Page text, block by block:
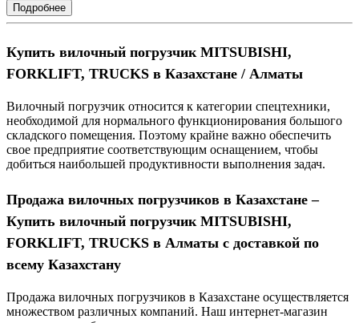
Подробнее
Купить вилочный погрузчик MITSUBISHI,
FORKLIFT, TRUCKS в Казахстане / Алматы
Вилочный погрузчик относится к категории спецтехники,
необходимой для нормального функционирования большого
складского помещения. Поэтому крайне важно обеспечить
свое предприятие соответствующим оснащением, чтобы
добиться наибольшей продуктивности выполнения задач.
Продажа вилочных погрузчиков в Казахстане –
Купить вилочный погрузчик MITSUBISHI,
FORKLIFT, TRUCKS в Алматы с доставкой по
всему Казахстану
Продажа вилочных погрузчиков в Казахстане осуществляется
множеством различных компаний. Наш интернет-магазин